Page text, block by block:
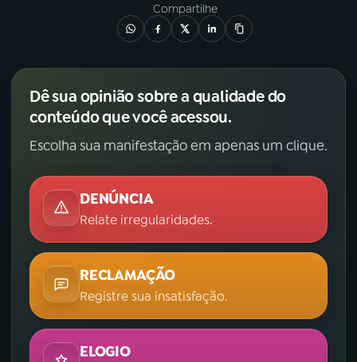
Compartilhe
Dê sua opinião sobre a qualidade do
conteúdo que você acessou.
Escolha sua manifestação em apenas um clique.
DENÚNCIA
Relate irregularidades.
RECLAMAÇÃO
Registre sua insatisfação.
ELOGIO